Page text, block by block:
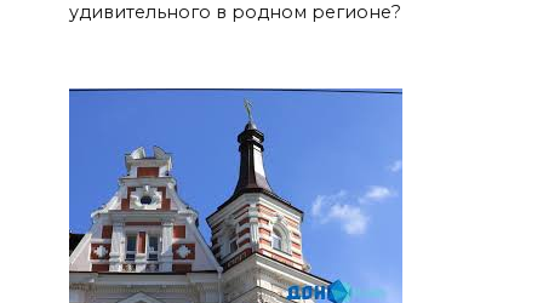
удивительного в родном регионе?